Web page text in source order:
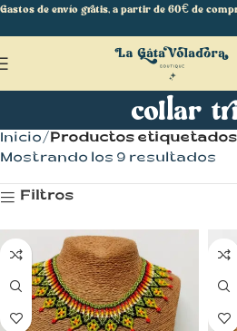
collar
Inicio
Productos etiquetados
Mostrando los 9 resultados
Filtros
Gastos de envío gratis, a partir de 60€ de